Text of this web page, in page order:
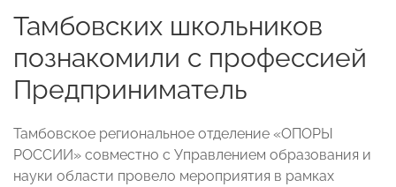
Тамбовских школьников
познакомили с профессией
Предприниматель
Тамбовское региональное отделение «ОПОРЫ
РОССИИ» совместно с Управлением образования и
науки области провело мероприятия в рамках